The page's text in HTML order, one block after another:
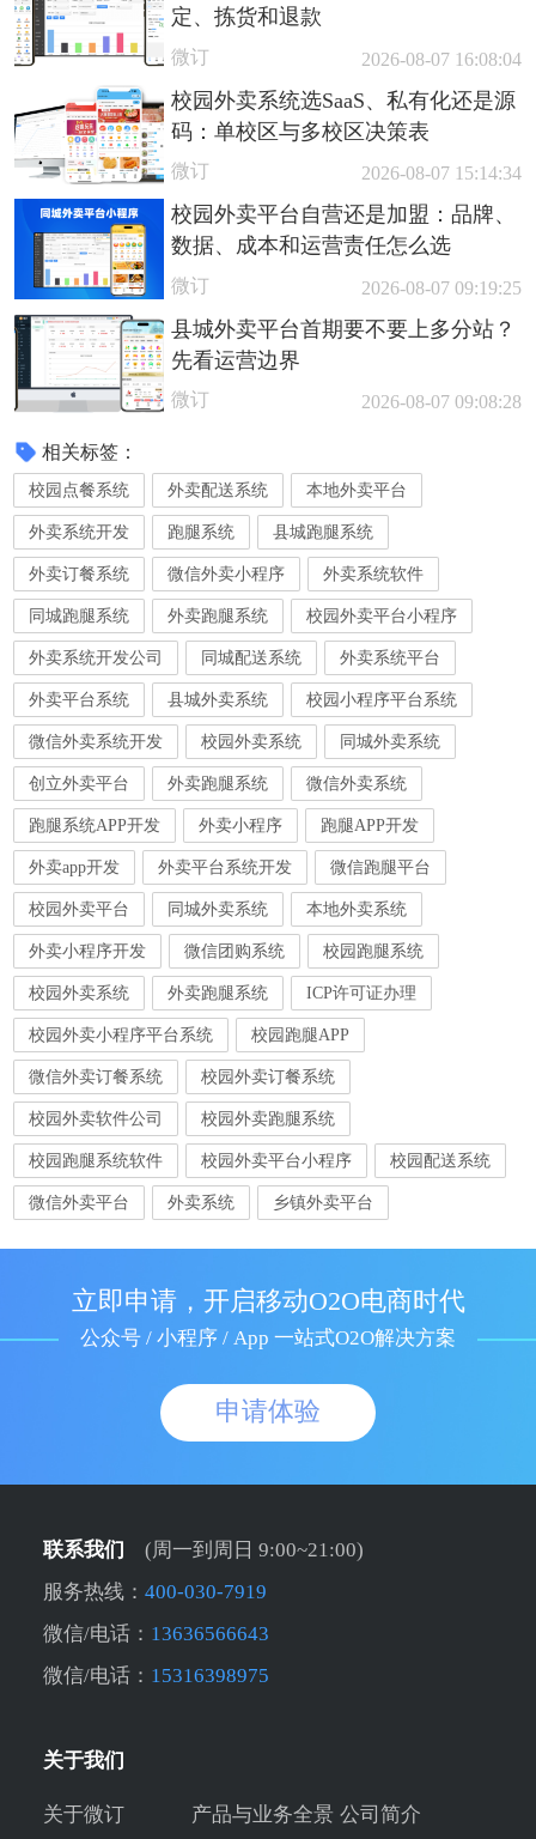
定、拣货和退款
微订 2026-08-07 16:08:04
校园外卖系统选SaaS、私有化还是源
码：单校区与多校区决策表
微订 2026-08-07 15:14:34
校园外卖平台自营还是加盟：品牌、
数据、成本和运营责任怎么选
微订 2026-08-07 09:19:25
县城外卖平台首期要不要上多分站？
先看运营边界
微订 2026-08-07 09:08:28
相关标签：
校园点餐系统 外卖配送系统 本地外卖平台
外卖系统开发 跑腿系统 县城跑腿系统
外卖订餐系统 微信外卖小程序 外卖系统软件
同城跑腿系统 外卖跑腿系统 校园外卖平台小程序
外卖系统开发公司 同城配送系统 外卖系统平台
外卖平台系统 县城外卖系统 校园小程序平台系统
微信外卖系统开发 校园外卖系统 同城外卖系统
创立外卖平台 外卖跑腿系统 微信外卖系统
跑腿系统APP开发 外卖小程序 跑腿APP开发
外卖app开发 外卖平台系统开发 微信跑腿平台
校园外卖平台 同城外卖系统 本地外卖系统
外卖小程序开发 微信团购系统 校园跑腿系统
校园外卖系统 外卖跑腿系统 ICP许可证办理
校园外卖小程序平台系统 校园跑腿APP
微信外卖订餐系统 校园外卖订餐系统
校园外卖软件公司 校园外卖跑腿系统
校园跑腿系统软件 校园外卖平台小程序 校园配送系统
微信外卖平台 外卖系统 乡镇外卖平台
立即申请，开启移动O2O电商时代
公众号 / 小程序 / App 一站式O2O解决方案
申请体验
联系我们
(周一到周日 9:00~21:00)
服务热线： 400-030-7919
微信/电话： 13636566643
微信/电话： 15316398975
关于我们
关于微订 产品与业务全景 公司简介